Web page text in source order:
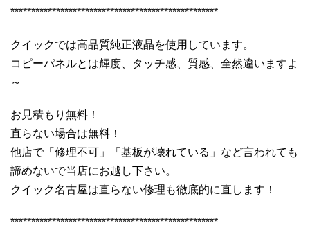
**************************************************
クイックでは高品質純正液晶を使用しています。
コピーパネルとは輝度、タッチ感、質感、全然違いますよ
～
お見積もり無料！
直らない場合は無料！
他店で「修理不可」「基板が壊れている」など言われても
諦めないで当店にお越し下さい。
クイック名古屋は直らない修理も徹底的に直します！
**************************************************